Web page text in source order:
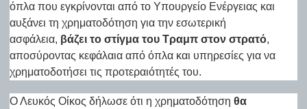
όπλα που εγκρίνονται από το Υπουργείο Ενέργειας και
αυξάνει τη χρηματοδότηση για την εσωτερική
ασφάλεια, βάζει το στίγμα του Τραμπ στον στρατό,
αποσύροντας κεφάλαια από όπλα και υπηρεσίες για να
χρηματοδοτήσει τις προτεραιότητές του.
Ο Λευκός Οίκος δήλωσε ότι η χρηματοδότηση θα